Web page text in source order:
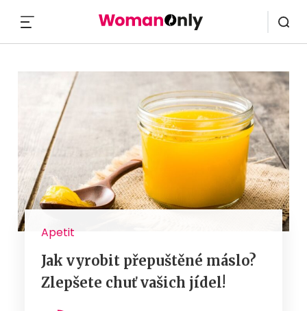
Apetit
Jak vyrobit přepuštěné máslo?
Zlepšete chuť vašich jídel!